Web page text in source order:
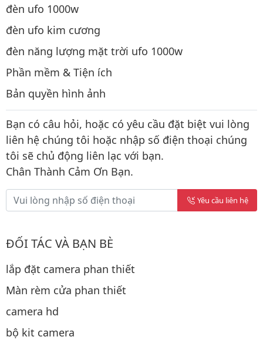
đèn ufo 1000w
đèn ufo kim cương
đèn năng lượng mặt trời ufo 1000w
Phần mềm & Tiện ích
Bản quyền hình ảnh
Bạn có câu hỏi, hoặc có yêu cầu đặt biệt vui lòng
liên hệ chúng tôi hoặc nhập số điện thoại chúng
tôi sẽ chủ động liên lạc với bạn.
Chân Thành Cảm Ơn Bạn.
Yêu cầu liên hệ
ĐỐI TÁC VÀ BẠN BÈ
lắp đặt camera phan thiết
Màn rèm cửa phan thiết
camera hd
bộ kit camera